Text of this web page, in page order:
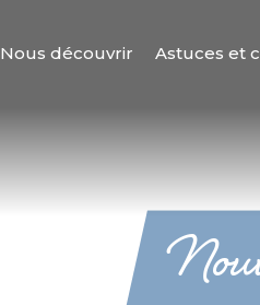
Nous découvrir Astuces et